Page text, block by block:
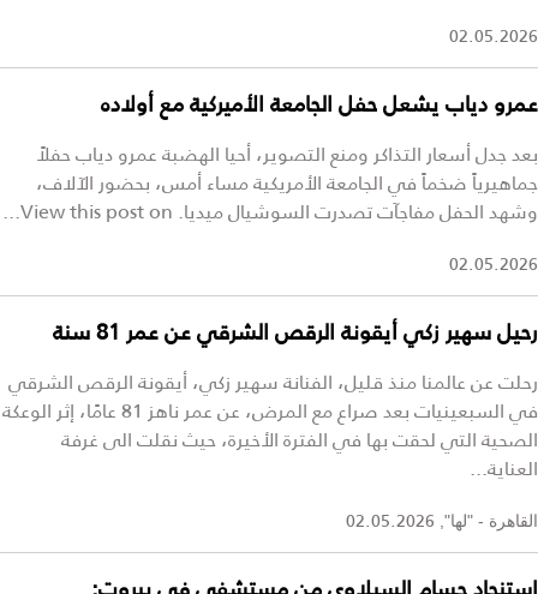
02.05.2026
عمرو دياب يشعل حفل الجامعة الأميركية مع أولاده
بعد جدل أسعار التذاكر ومنع التصوير، أحيا الهضبة عمرو دياب حفلاً
جماهيرياً ضخماً في الجامعة الأمريكية مساء أمس، بحضور الآلاف،
وشهد الحفل مفاجآت تصدرت السوشيال ميديا. View this post on...
02.05.2026
رحيل سهير زكي أيقونة الرقص الشرقي عن عمر 81 سنة
رحلت عن عالمنا منذ قليل، الفنانة سهير زكي، أيقونة الرقص الشرقي
في السبعينيات بعد صراع مع المرض، عن عمر ناهز 81 عامًا، إثر الوعكة
الصحية التي لحقت بها في الفترة الأخيرة، حيث نقلت الى غرفة
العناية...
القاهرة - "لها", 02.05.2026